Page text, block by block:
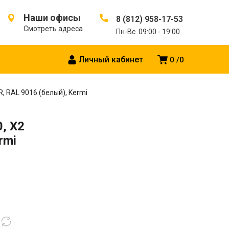
Наши офисы
Смотреть адреса
8 (812) 958-17-53
Пн-Вс. 09:00 - 19:00
0 0
Личный кабинет
RAL 9016 (белый), Kermi
X2